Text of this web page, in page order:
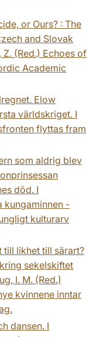
or Ours? : The
and Slovak
Z. (Red.) Echoes of
Academic
Elow
världskriget. I
flyttas fram
som aldrig blev
död. I
kungaminnen -
kulturarv
till likhet till särart?
sekelskiftet
I. M. (Red.)
kvinnene inntar
dansen. I